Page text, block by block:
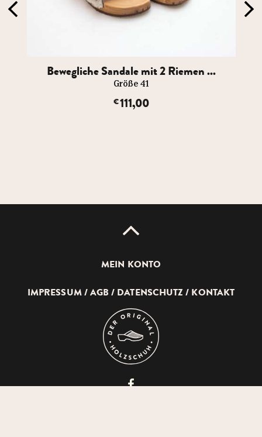
Bewegliche Sandale mit 2 Riemen ...
Größe 41
€111,00
MEIN KONTO
IMPRESSUM AGB DATENSCHUTZ KONTAKT
DEVICH